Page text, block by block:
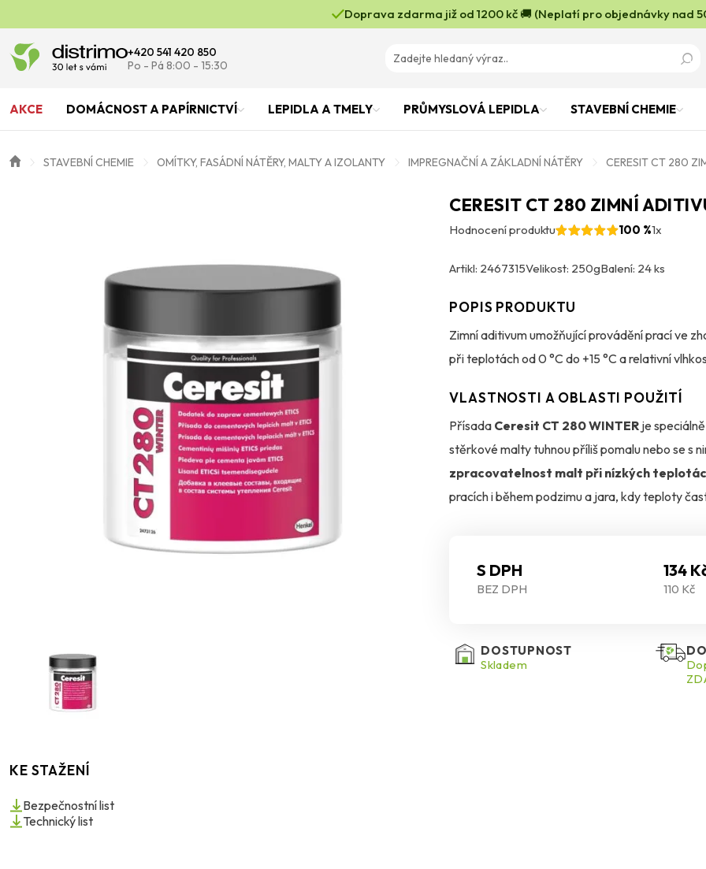
Doprava zdarma již od 1200 kč 🚚 (Neplatí pro objednávky nad
+420 541 420 850
Po - Pá 8:00 - 15:30
AKCE DOMÁCNOST A PAPÍRNICTVÍ LEPIDLA A TMELY PRŮMYSLOVÁ LEPIDLA STAVEBNÍ CHEMIE
STAVEBNÍ CHEMIE OMÍTKY, FASÁDNÍ NÁTĚRY, MALTY A IZOLANTY IMPREGNAČNÍ A ZÁKLADNÍ NÁTĚRY CERESIT CT 280
CERESIT CT 280 ZIMNÍ
Hodnocení produktu
100 %1x
Artikl: 2467315Velikost: 250gBalení: 24 ks
KE STAŽENÍ
Bezpečnostní list
Technický list
POPIS PRODUKTU
Zimní aditivum umožňující provádění prací ve
při teplotách od 0 °C do +15 °C a relativní
VLASTNOSTI A OBLASTI POUŽITÍ
Přísada Ceresit CT 280 WINTER je
stěrkové malty tuhnou příliš pomalu nebo se s
zpracovatelnost malt při nízkých
pracích i během podzimu a jara, kdy teploty
Je určena pro cementové lepicí a stěrkové
87, CT 180 a CT 190. Díky použití CT 280
Použití je jednoduché: obsah jednoho balení
po důkladném promíchání je směs připravena
S DPH 134
BEZ DPH 110 Kč
DOSTUPNOST
Skladem